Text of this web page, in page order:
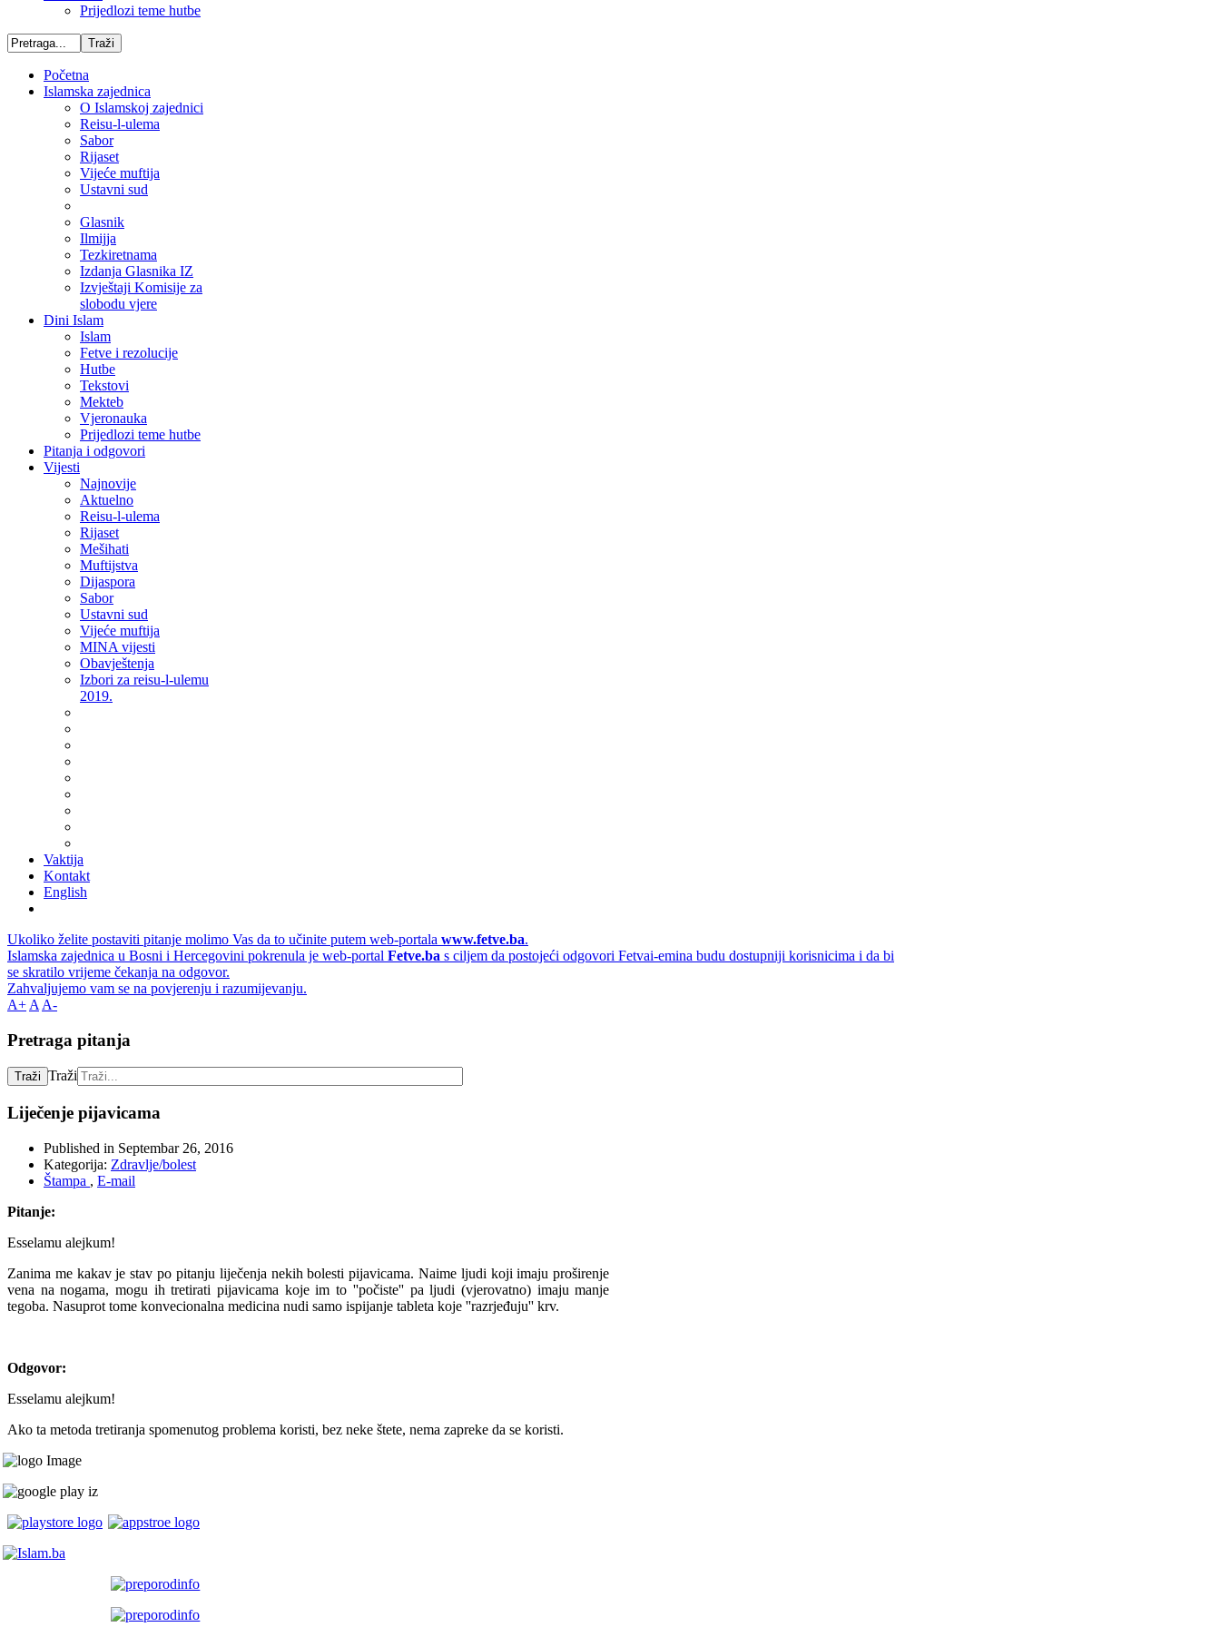
Prijedlozi teme hutbe
Početna
Islamska zajednica
O Islamskoj zajednici
Reisu-l-ulema
Sabor
Rijaset
Vijeće muftija
Ustavni sud
Glasnik
Ilmijja
Tezkiretnama
Izdanja Glasnika IZ
Izvještaji Komisije za
slobodu vjere
Dini Islam
Islam
Fetve i rezolucije
Hutbe
Tekstovi
Mekteb
Vjeronauka
Prijedlozi teme hutbe
Pitanja i odgovori
Vijesti
Najnovije
Aktuelno
Reisu-l-ulema
Rijaset
Mešihati
Muftijstva
Dijaspora
Sabor
Ustavni sud
Vijeće muftija
MINA vijesti
Obavještenja
Izbori za reisu-l-ulemu
2019.
Vaktija
Kontakt
English
Ukoliko želite postaviti pitanje molimo Vas da to učinite putem web-portala www.fetve.ba.
Islamska zajednica u Bosni i Hercegovini pokrenula je web-portal Fetve.ba s ciljem da postojeći odgovori Fetvai-emina budu dostupniji korisnicima i da bi
se skratilo vrijeme čekanja na odgovor.
Zahvaljujemo vam se na povjerenju i razumijevanju.
A+ A A-
Pretraga pitanja
Traži Traži
Liječenje pijavicama
Published in Septembar 26, 2016
Kategorija: Zdravlje/bolest
Štampa , E-mail
Pitanje:
Esselamu alejkum!
Zanima me kakav je stav po pitanju liječenja nekih bolesti pijavicama. Naime ljudi koji imaju proširenje
vena na nogama, mogu ih tretirati pijavicama koje im to ''počiste'' pa ljudi (vjerovatno) imaju manje
tegoba. Nasuprot tome konvecionalna medicina nudi samo ispijanje tableta koje ''razrjeđuju'' krv.
Odgovor:
Esselamu alejkum!
Ako ta metoda tretiranja spomenutog problema koristi, bez neke štete, nema zapreke da se koristi.